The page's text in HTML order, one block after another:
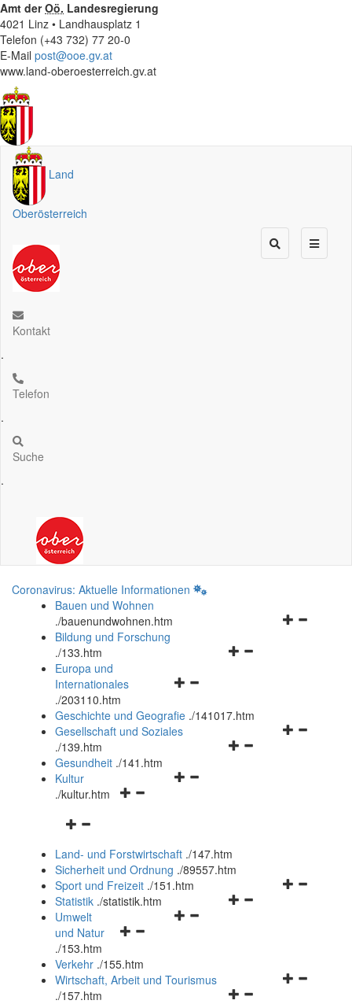
Amt derOö. Landesregierung
4021 Linz • Landhausplatz 1
Telefon (+43 732) 77 20-0
E-Mail post@ooe.gv.at
www.land-oberoesterreich.gv.at
Land
Oberösterreich
Kontakt
.
Telefon
.
Suche
.
Coronavirus: Aktuelle Informationen
Bauen und Wohnen
./bauenundwohnen.htm
Navigationsmenü
Bildung und Forschung
./133.htm
Navigationsmenü
und
schließen
Europa und
Internationales
./203110.htm
Geschichte und Geografie ./141017.htm
Navigationsmenü
Gesellschaft und Soziales
./139.htm
Navigationsmenü
Gesundheit ./141.htm
Navigationsmenü
Kultur
./kultur.htm
Navigationsmenü
und
schließen
Land- und Forstwirtschaft ./147.htm
Sicherheit und Ordnung ./89557.htm
Navigationsmenü
Sport und Freizeit ./151.htm
Navigationsmenü
Statistik ./statistik.htm
Navigationsmenü
und
schließen
Umwelt
und Natur
./153.htm
Verkehr ./155.htm
Navigationsmenü
Wirtschaft, Arbeit und Tourismus
./157.htm